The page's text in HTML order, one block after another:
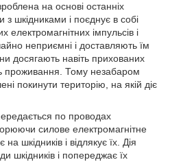
на основі останніх
з шкідниками і поєднує в собі
імпульсів і
неприємні і доставляють їм
досягають навіть прихованих
проживання. Тому незабаром
покинути територію, на якій діє
по проводах
силове електромагнітне
шкідників і відлякує їх. Дія
шкідників і попереджає їх